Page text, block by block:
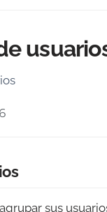
sus